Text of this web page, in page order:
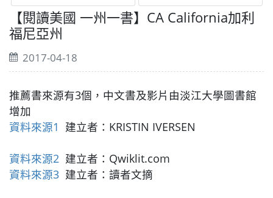
【閱讀美國 一州一書】CA California加利
福尼亞州
2017-04-18
推薦書來源有3個，中文書及影片由淡江大學圖書館
增加
資料來源1 建立者：KRISTIN IVERSEN
資料來源2 建立者：Qwiklit.com
資料來源3 建立者：讀者文摘